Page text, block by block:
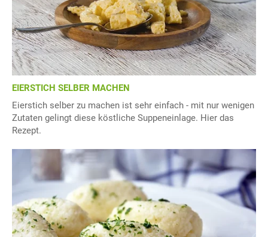
EIERSTICH SELBER MACHEN
Eierstich selber zu machen ist sehr einfach - mit nur wenigen
Zutaten gelingt diese köstliche Suppeneinlage. Hier das
Rezept.